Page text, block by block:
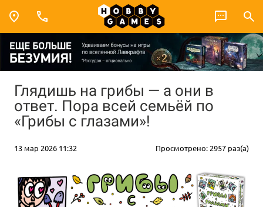
Глядишь на грибы — а они в
ответ. Пора всей семьёй по
«Грибы с глазами»!
13 мар 2026 11:32 Просмотрено: 2957 раз(а)